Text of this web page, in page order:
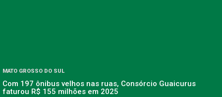
MATO GROSSO DO SUL
Com 197 ônibus velhos nas ruas, Consórcio Guaicurus
faturou R$ 155 milhões em 2025